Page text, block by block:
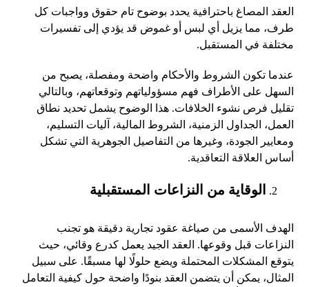
العقد المصاغ باحترافية يحدد بوضوح تام حقوق وواجبات كل
طرف، مما يزيل أي لبس أو غموض قد يؤدي إلى تفسيرات
مختلفة في المستقبل.
عندما تكون الشروط والأحكام واضحة ومفصلة، يصبح من
السهل على الأطراف فهم مسؤولياتهم وتوقعاتهم، وبالتالي
تقليل فرص نشوء الخلافات. هذا الوضوح يشمل تحديد نطاق
العمل، الجداول الزمنية، الشروط المالية، آليات التسليم،
ومعايير الجودة، وغيرها من التفاصيل الجوهرية التي تشكل
أساس العلاقة التعاقدية.
الوقاية من النزاعات المستقبلية
الهدف الأسمى من صياغة عقود تجارية دقيقة هو تجنب
النزاعات قبل وقوعها. العقد الجيد يعمل كدرع وقائي، حيث
يتوقع المشكلات المحتملة ويضع حلولًا لها مسبقًا. على سبيل
المثال، يمكن أن يتضمن العقد بنودًا واضحة حول كيفية التعامل